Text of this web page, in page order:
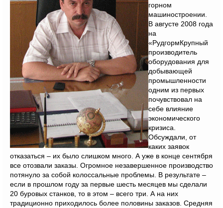
горном
машиностроении.
В августе 2008 года
на
«РудгормКрупный
производитель
оборудования для
добывающей
промышленности
одним из первых
почувствовал на
себе влияние
экономического
кризиса.
Обсуждали, от
каких заявок
отказаться – их было слишком много. А уже в конце сентября
все отозвали заказы. Огромное незавершенное производство
потянуло за собой колоссальные проблемы. В результате –
если в прошлом году за первые шесть месяцев мы сделали
20 буровых станков, то в этом – всего три. А на них
традиционно приходилось более половины заказов. Средняя